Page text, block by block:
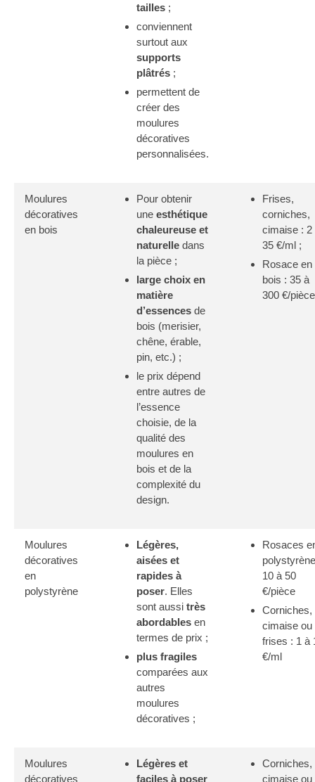
tailles ;
conviennent
surtout aux
supports
plâtrés ;
permettent de
créer des
moulures
décoratives
personnalisées.
Moulures
décoratives
en bois
Pour obtenir
une esthétique
chaleureuse et
naturelle dans
la pièce ;
large choix en
matière
d’essences de
bois (merisier,
chêne, érable,
pin, etc.) ;
le prix dépend
entre autres de
l’essence
choisie, de la
qualité des
moulures en
bois et de la
complexité du
design.
Frises,
corniches,
cimaise : 2
35 €/ml ;
Rosace en
bois : 35 à
300 €/pièce
Moulures
décoratives
en
polystyrène
Légères,
aisées et
rapides à
poser. Elles
sont aussi très
abordables en
termes de prix ;
plus fragiles
comparées aux
autres
moulures
décoratives ;
Rosaces
10 à 50
€/pièce
Corniches,
cimaise ou
frises : 1 à
€/ml
Moulures
décoratives
Légères et
faciles à poser
Corniches,
cimaise ou